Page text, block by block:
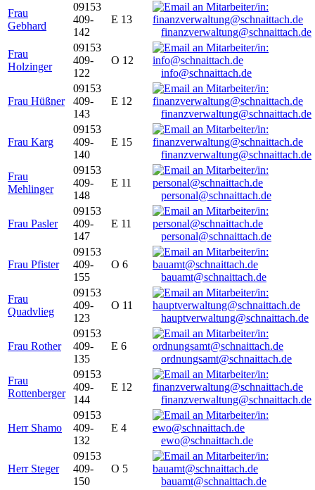
Frau
Gebhard
09153
409-
142
E 13
finanzverwaltung@schnaittach.de
Frau
Holzinger
09153
409-
122
O 12
info@schnaittach.de
Frau Hüßner
09153
409-
143
E 12
finanzverwaltung@schnaittach.de
Frau Karg
09153
409-
140
E 15
finanzverwaltung@schnaittach.de
Frau
Mehlinger
09153
409-
148
E 11
personal@schnaittach.de
Frau Pasler
09153
409-
147
E 11
personal@schnaittach.de
Frau Pfister
09153
409-
155
O 6
bauamt@schnaittach.de
Frau
Quadvlieg
09153
409-
123
O 11
hauptverwaltung@schnaittach.de
Frau Rother
09153
409-
135
E 6
ordnungsamt@schnaittach.de
Frau
Rottenberger
09153
409-
144
E 12
finanzverwaltung@schnaittach.de
Herr Shamo
09153
409-
132
E 4
ewo@schnaittach.de
Herr Steger
09153
409-
150
O 5
bauamt@schnaittach.de